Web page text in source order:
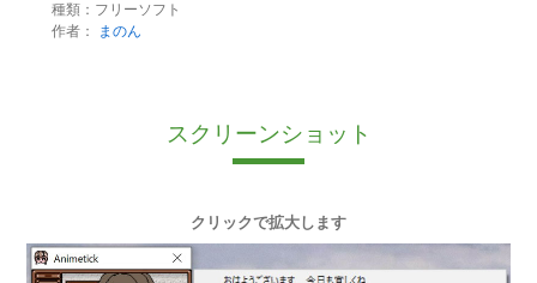
種類：フリーソフト
作者：
まのん
スクリーンショット
クリックで拡大します